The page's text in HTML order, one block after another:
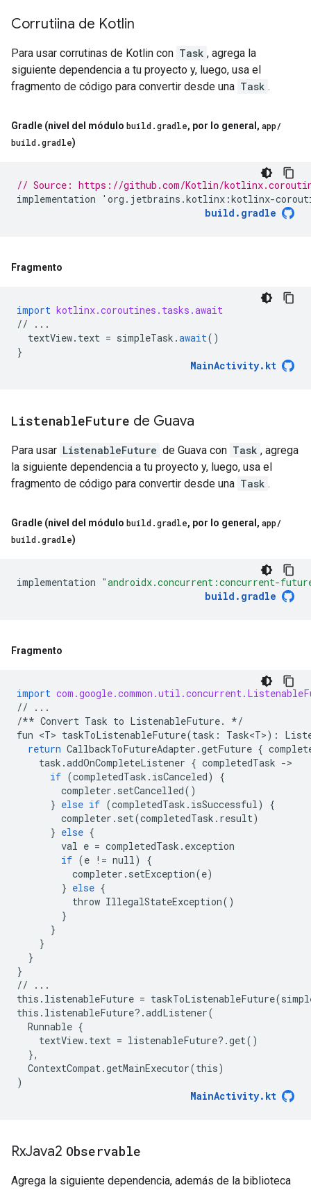
Corrutiina de Kotlin
Para usar corrutinas de Kotlin con Task , agrega la
siguiente dependencia a tu proyecto y, luego, usa el
fragmento de código para convertir desde una Task .
Gradle (nivel del módulo build.gradle, por lo general , app/
build.gradle)
// Source: https://github.com/Kotlin/
implementation
' org . jetbrains .kotlinx :kotlinx-
build . gradle
Fragmento
import kotlinx.coroutines.tasks.await
//
...
textView. text = simpleTask .await()
}
MainActivity. kt
ListenableFuture de Guava
Para usar ListenableFuture de Guava con Task , agrega
la siguiente dependencia a tu proyecto y, luego, usa el
fragmento de código para convertir desde una Task .
Gradle (nivel del módulo build.gradle, por lo general , app/
build.gradle)
implementation "androidx.concurrent:concurrent-
build . gradle
Fragmento
import
//
...
/** Convert Task to ListenableFuture.
*/
fun <T> taskToListenableFuture(task : Task<T>):
return CallbackToFutureAdapter .getFuture {
task .addOnCompleteListener { completedTask ->
if (completedTask . isCanceled)
{
completer . setCancelled()
} else if (completedTask . isSuccessful)
{
completer . set(completedTask . result)
} else {
val e = completedTask . exception
if (e != null)
{
completer . setException(e)
} else {
throw IllegalStateException()
}
}
}
}
}
//
...
this . listenableFuture = taskToListenableFuture(
this . listenableFuture? .addListener(
Runnable {
textView. text = listenableFuture? .get()
},
ContextCompat.getMainExecutor(this)
)
MainActivity. kt
RxJava2 Observable
Agrega la siguiente dependencia, además de la biblioteca